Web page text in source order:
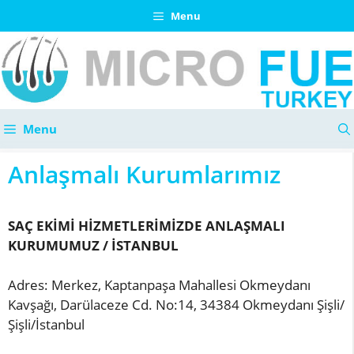
atla
Menu
Menu
Anlaşmalı Kurumlarımız
SAÇ EKİMİ HİZMETLERİMİZDE ANLAŞMALI
KURUMUMUZ / İSTANBUL
Adres: Merkez, Kaptanpaşa Mahallesi Okmeydanı
Kavşağı, Darülaceze Cd. No:14, 34384 Okmeydanı Şişli/
Şişli/İstanbul